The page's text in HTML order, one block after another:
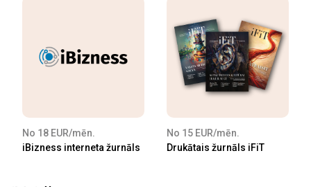
No 18 EUR/mēn.
iBizness interneta žurnāls
No 15 EUR/mēn.
Drukātais žurnāls iFiT